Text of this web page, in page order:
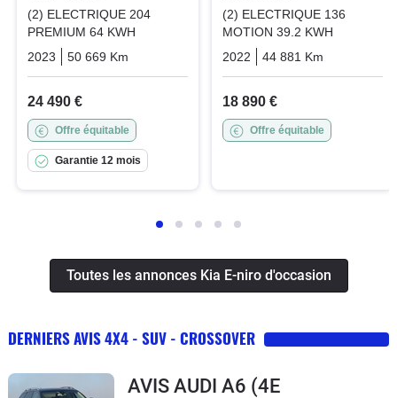
(2) ELECTRIQUE 204
PREMIUM 64 KWH
2023
50 669 Km Electric
24 490 €
Offre équitable
Garantie 12 mois
(2) ELECTRIQUE 136
MOTION 39.2 KWH
2022
44 881 Km
18 890 €
Offre équitable
Toutes les annonces Kia E-niro d'occasion
DERNIERS AVIS 4X4 - SUV - CROSSOVER
AVIS AUDI A6 (4E